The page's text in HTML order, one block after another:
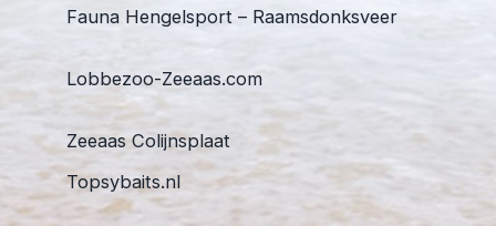
Fauna Hengelsport – Raamsdonksveer
Lobbezoo-Zeeaas.com
Zeeaas Colijnsplaat
Topsybaits.nl